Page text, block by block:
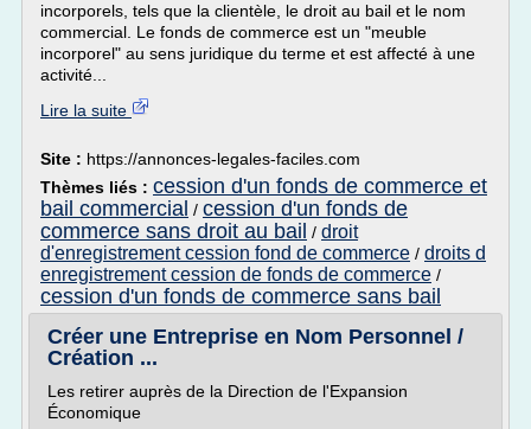
incorporels, tels que la clientèle, le droit au bail et le nom
commercial. Le fonds de commerce est un "meuble
incorporel" au sens juridique du terme et est affecté à une
activité...
Lire la suite
Site : https://annonces-legales-faciles.com
Thèmes liés : cession d'un fonds de commerce et
bail commercial / cession d'un fonds de
commerce sans droit au bail / droit
d'enregistrement cession fond de commerce / droits d
enregistrement cession de fonds de commerce /
cession d'un fonds de commerce sans bail
Créer une Entreprise en Nom Personnel /
Création ...
Les retirer auprès de la Direction de l'Expansion
Économique